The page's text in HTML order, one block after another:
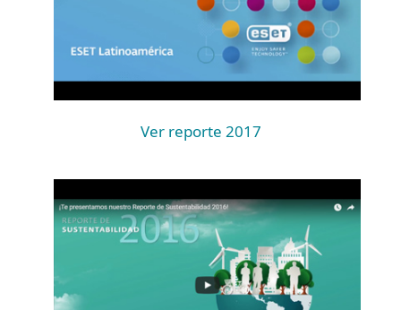
Ver reporte 2017